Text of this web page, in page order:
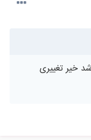
خیر تغییری